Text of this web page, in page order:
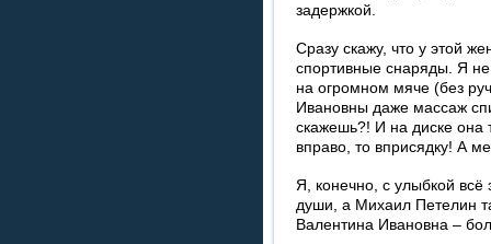
задержкой.
Сразу скажу, что у этой
спортивные снаряды. Я
на огромном мяче (без
Ивановны даже массаж
скажешь?! И на диске она
вправо, то вприсядку! А
Я, конечно, с улыбкой
души, а Михаил Петелин
Валентина Ивановна –